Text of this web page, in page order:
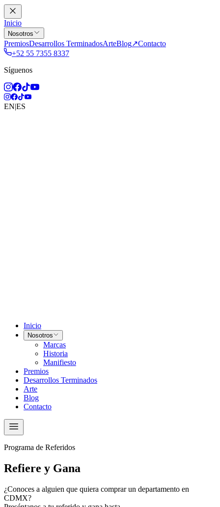
Inicio
Nosotros
PremiosDesarrollos TerminadosArteBlog↗Contacto
+52 55 7355 8337
Síguenos
EN|ES
Inicio
Nosotros
Marcas
Historia
Manifiesto
Premios
Desarrollos Terminados
Arte
Blog
Contacto
Programa de Referidos
Refiere y Gana
¿Conoces a alguien que quiera comprar un departamento en
CDMX?